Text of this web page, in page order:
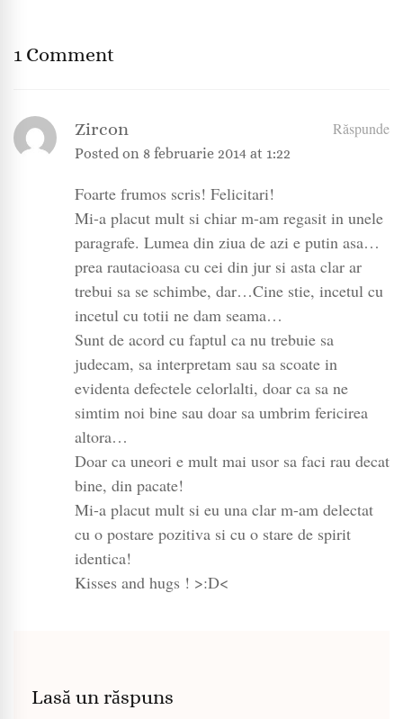
1 Comment
Zircon
Posted on 8 februarie 2014 at 1:22
Răspunde
Foarte frumos scris! Felicitari!
Mi-a placut mult si chiar m-am regasit in unele
paragrafe. Lumea din ziua de azi e putin asa…
prea rautacioasa cu cei din jur si asta clar ar
trebui sa se schimbe, dar…Cine stie, incetul cu
incetul cu totii ne dam seama…
Sunt de acord cu faptul ca nu trebuie sa
judecam, sa interpretam sau sa scoate in
evidenta defectele celorlalti, doar ca sa ne
simtim noi bine sau doar sa umbrim fericirea
altora…
Doar ca uneori e mult mai usor sa faci rau decat
bine, din pacate!
Mi-a placut mult si eu una clar m-am delectat
cu o postare pozitiva si cu o stare de spirit
identica!
Kisses and hugs ! >:D<
Lasă un răspuns